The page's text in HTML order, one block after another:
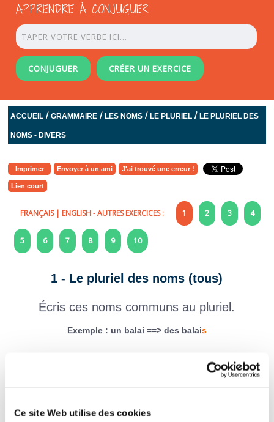
Ce site Web utilise des cookies
APPRENDRE À CONJUGUER
CONJUGUER CRÉER UN EXERCICE
ACCUEIL /GRAMMAIRE /LES NOMS /LE PLURIEL /LE PLURIEL DES
NOMS - DIVERS
Imprimer Envoyer à un ami J'ai trouvé une erreur !
Lien court
FRANÇAIS| ENGLISH- AUTRES EXERCICES : 1 2 3 4
5 6 7 8 9 10
1 - Le pluriel des noms (tous)
Écris ces noms communs au pluriel.
Exemple : un balai ==> des balais